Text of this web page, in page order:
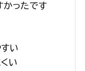
かったです
い
い